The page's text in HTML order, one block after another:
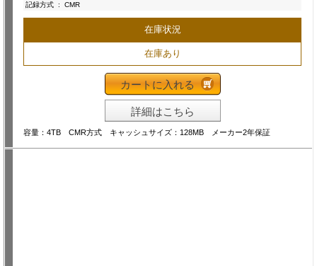
記録方式 : CMR
在庫状況
在庫あり
カートに入れる
詳細はこちら
容量：4TB CMR方式 キャッシュサイズ：128MB メーカー2年保証